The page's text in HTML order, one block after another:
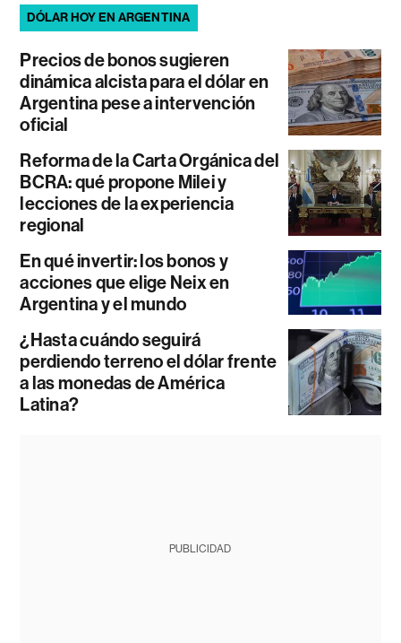
DÓLAR HOY EN ARGENTINA
Precios de bonos sugieren
dinámica alcista para el dólar en
Argentina pese a intervención
oficial
Reforma de la Carta Orgánica del
BCRA: qué propone Milei y
lecciones de la experiencia
regional
En qué invertir: los bonos y
acciones que elige Neix en
Argentina y el mundo
¿Hasta cuándo seguirá
perdiendo terreno el dólar frente
a las monedas de América
Latina?
PUBLICIDAD